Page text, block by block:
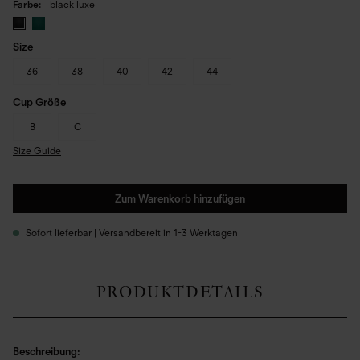
Farbe black luxe
Size
36
38 40 42 44
Cup Größe
B
C
Size Guide
Zum Warenkorb hinzufügen
Sofort lieferbar | Versandbereit in 1-3 Werktagen
PRODUKTDETAILS
Beschreibung: